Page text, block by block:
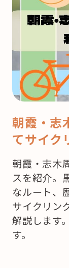
ク
マ
ス！
ど
こ
ケ
ー
を
買
お
う
か
な？”
朝霞・志
てサイク
朝霞・志木
スを紹介。
なルート、
サイクリン
解説します
す。